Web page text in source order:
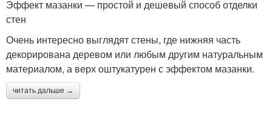
Эффект мазанки — простой и дешевый способ отделки
стен
Очень интересно выглядят стены, где нижняя часть
декорирована деревом или любым другим натуральным
материалом, а верх оштукатурен с эффектом мазанки.
читать дальше →